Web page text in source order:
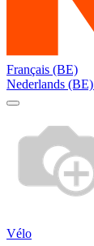
Français (BE)
Nederlands (BE)
Vélo